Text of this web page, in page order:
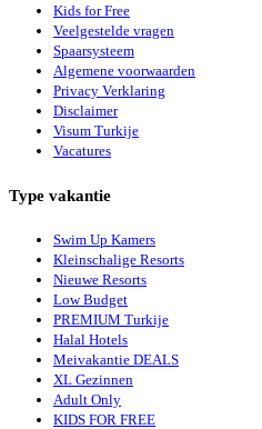
Kids for Free
Veelgestelde vragen
Spaarsysteem
Algemene voorwaarden
Privacy Verklaring
Disclaimer
Visum Turkije
Vacatures
Type vakantie
Swim Up Kamers
Kleinschalige Resorts
Nieuwe Resorts
Low Budget
PREMIUM Turkije
Halal Hotels
Meivakantie DEALS
XL Gezinnen
Adult Only
KIDS FOR FREE